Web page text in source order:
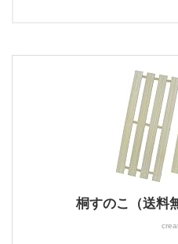
桐すのこ（送料